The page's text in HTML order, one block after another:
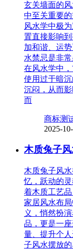
玄关墙面的
中至关重要
风水学中极
置直接影响
加和谐、运
水禁忌是非
在风水学中
使用过于暗
沉闷，从而
而
商标测
2025-
木质兔子
木质兔子风
忆，跃动的
着木质工艺
家居风水布
义，悄然扮
品，更是一
量、提升个
子风水摆放